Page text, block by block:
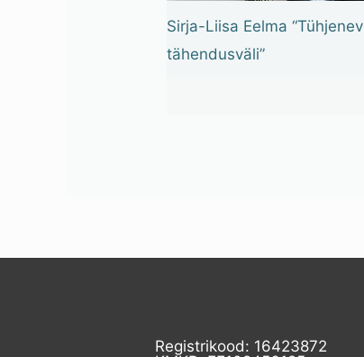
Sirja-Liisa Eelma “Tühjenev
tähendusväli”
Registrikood: 16423872